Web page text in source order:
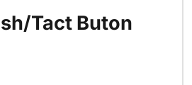
Tact Buton